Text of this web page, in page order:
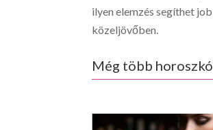
ilyen elemzés segíthet
közeljövőben.
Még több